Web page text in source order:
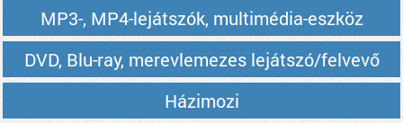
MP3-, MP4-lejátszók, multimédia-eszköz
DVD, Blu-ray, merevlemezes lejátszó/felvevő
Házimozi